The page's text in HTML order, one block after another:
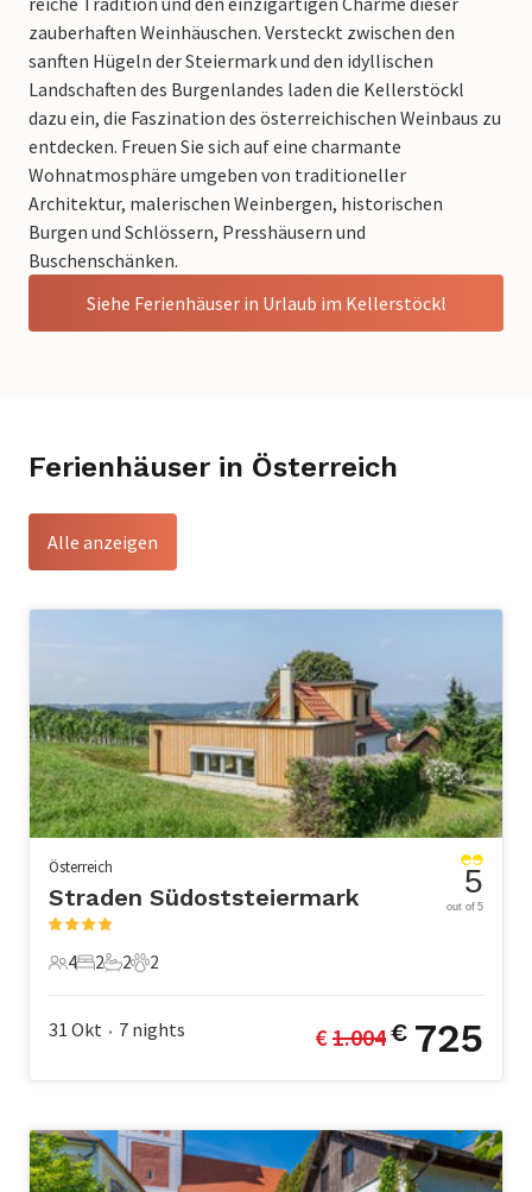
zauberhaften Weinhäuschen. Versteckt zwischen den
sanften Hügeln der Steiermark und den idyllischen
Landschaften des Burgenlandes laden die Kellerstöckl
dazu ein, die Faszination des österreichischen Weinbaus zu
entdecken. Freuen Sie sich auf eine charmante
Wohnatmosphäre umgeben von traditioneller
Architektur, malerischen Weinbergen, historischen
Burgen und Schlössern, Presshäusern und
Buschenschänken.
Siehe Ferienhäuser in Urlaub im Kellerstöckl
Ferienhäuser in Österreich
Alle anzeigen
Österreich
Straden Südoststeiermark
4 Gäste
4
2 Schlafzimmer
2
2 Badezimmer
2
2 Haustiere
2
5
out of 5
31 Okt • 7 nights € 1.004€ 725